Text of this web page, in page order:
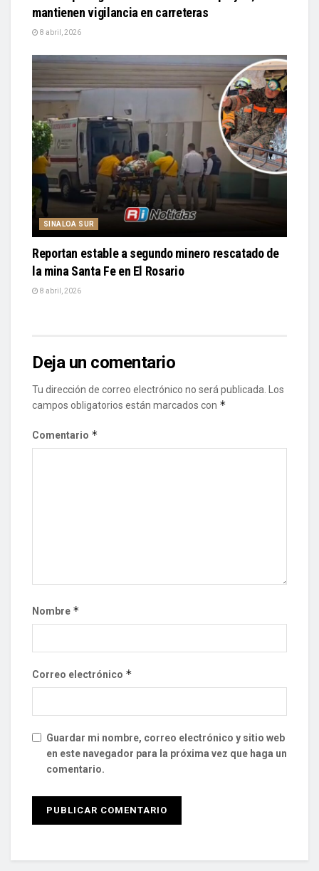
mantienen vigilancia en carreteras
8 abril, 2026
SINALOA SUR
Reportan estable a segundo minero rescatado de
la mina Santa Fe en El Rosario
8 abril, 2026
Deja un comentario
Tu dirección de correo electrónico no será publicada. Los
campos obligatorios están marcados con *
Comentario *
Nombre *
Correo electrónico *
Guardar mi nombre, correo electrónico y sitio web
en este navegador para la próxima vez que haga un
comentario.